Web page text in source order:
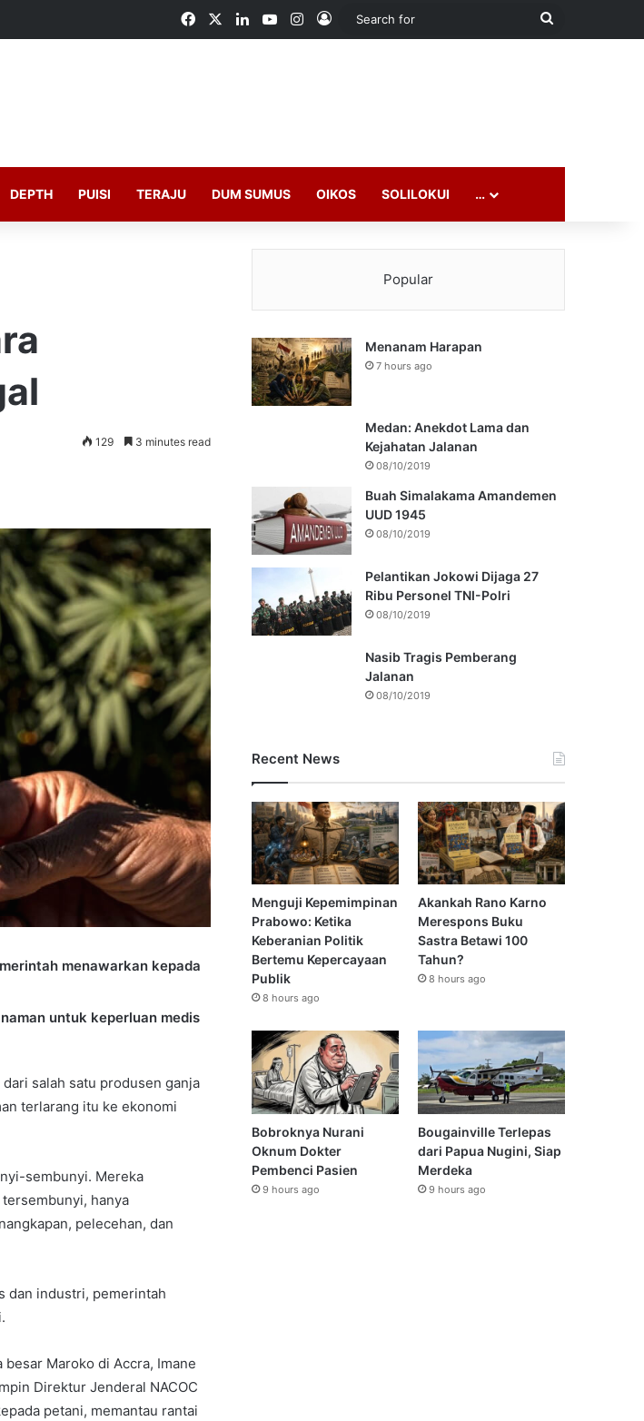
FacebookLinkedInYouTubeInstagram
Log In
Search
DEPTH PUISI TERAJU DUM SUMUS OIKOS SOLILOKUI …
129 3 minutes read
menawarkan kepada
untuk keperluan medis
salah satu produsen ganja
terlarang itu ke ekonomi
sembunyi. Mereka
hanya
pelecehan, dan
dan industri, pemerintah
Maroko di Accra, Imane
Direktur Jenderal NACOC
petani, memantau rantai
Popular
Menanam Harapan
7 hours ago
Medan: Anekdot Lama dan
Kejahatan Jalanan
08/10/2019
Buah Simalakama Amandemen
UUD 1945
08/10/2019
Pelantikan Jokowi Dijaga 27
Ribu Personel TNI-Polri
08/10/2019
Nasib Tragis Pemberang
Jalanan
08/10/2019
Recent News
Menguji Kepemimpinan
Prabowo: Ketika
Keberanian Politik
Bertemu Kepercayaan
Publik
8 hours ago
Akankah Rano Karno
Merespons Buku
Sastra Betawi 100
Tahun?
8 hours ago
Bobroknya Nurani
Oknum Dokter
Pembenci Pasien
9 hours ago
Bougainville Terlepas
dari Papua Nugini, Siap
Merdeka
9 hours ago